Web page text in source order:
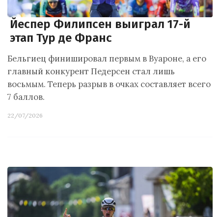
Йеспер Филипсен выиграл 17-й
этап Тур де Франс
Бельгиец финишировал первым в Вуароне, а его
главный конкурент Педерсен стал лишь
восьмым. Теперь разрыв в очках составляет всего
7 баллов.
22/07/2026